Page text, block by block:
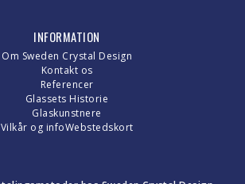
INFORMATION
Om Sweden Crystal Design
Kontakt os
Referencer
Glassets Historie
Glaskunstnere
Vilkår og infoWebstedskort